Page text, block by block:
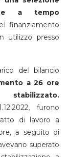
a tempo
finanziamento
utilizzo presso
del bilancio
a 26 ore
furono
di lavoro a
a seguito di
superato